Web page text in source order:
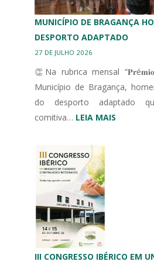
MUNICÍPIO DE BRAGANÇA
DESPORTO ADAPTADO
27 DE JULHO 2026
👏Na rubrica mensal
Município de Bragança,
do desporto adaptado
comitiva… LEIA MAIS:
III CONGRESSO IBÉRICO EM